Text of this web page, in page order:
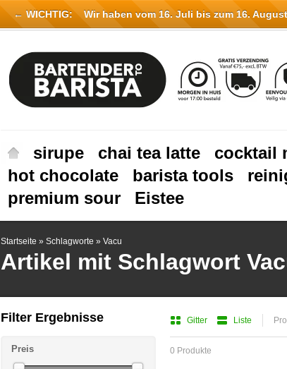
sirupe chai tea latte cocktail
hot chocolate
barista tools
premium sour
Eistee
Startseite » Schlagworte » Vacu
Artikel mit Schlagwort
Gitter Liste
0 Produkte
Filter Ergebnisse
Preis
← WICHTIG:Wir haben vom 16. Juli bis zum 16.